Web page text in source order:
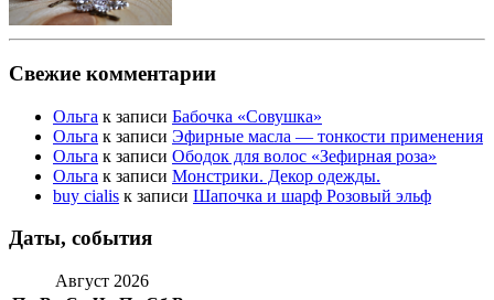
Свежие комментарии
Ольга к записи Бабочка «Совушка»
Ольга к записи Эфирные масла — тонкости применения
Ольга к записи Ободок для волос «Зефирная роза»
Ольга к записи Монстрики. Декор одежды.
buy cialis к записи Шапочка и шарф Розовый эльф
Даты, события
Август 2026